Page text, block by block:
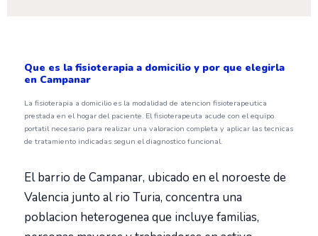
Que es la fisioterapia a domicilio y por que elegirla
en Campanar
La fisioterapia a domicilio es la modalidad de atencion fisioterapeutica
prestada en el hogar del paciente. El fisioterapeuta acude con el equipo
portatil necesario para realizar una valoracion completa y aplicar las tecnicas
de tratamiento indicadas segun el diagnostico funcional.
El barrio de Campanar, ubicado en el noroeste de
Valencia junto al rio Turia, concentra una
poblacion heterogenea que incluye familias,